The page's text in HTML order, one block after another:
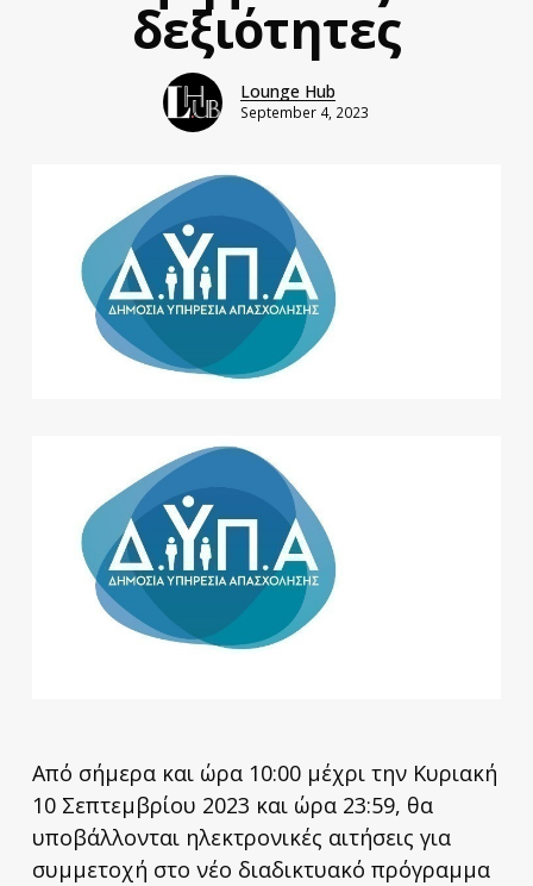
δεξιότητες
Lounge Hub
September 4, 2023
Από σήμερα και ώρα 10:00 μέχρι την Κυριακή
10 Σεπτεμβρίου 2023 και ώρα 23:59, θα
υποβάλλονται ηλεκτρονικές αιτήσεις για
συμμετοχή στο νέο διαδικτυακό πρόγραμμα